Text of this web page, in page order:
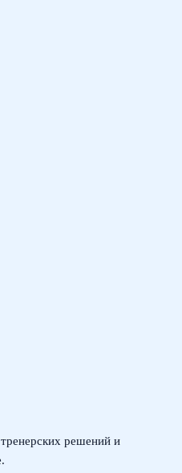
решений и